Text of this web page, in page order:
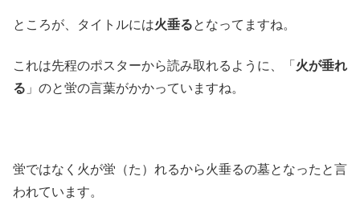
ところが、タイトルには火垂るとなってますね。
これは先程のポスターから読み取れるように、「 火が垂れ
る 」のと蛍の言葉がかかっていますね。
蛍ではなく火が蛍（た）れるから火垂るの墓となったと言
われています。